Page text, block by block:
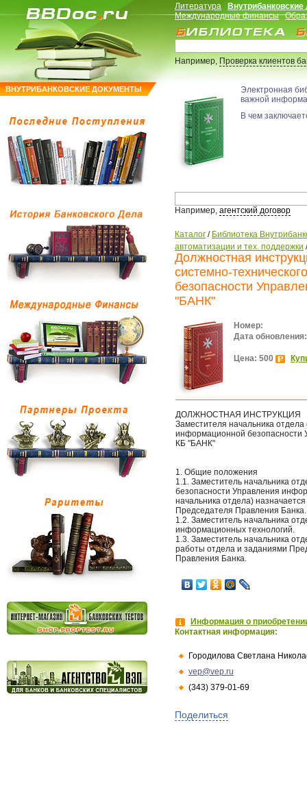
ВНУТРИБАНКОВСКИЕ ДОКУМЕНТЫ
Литература
Международные финансы
Например,Проверка клиентов
Электронная
важной
В чем
Например, агентский договор
Каталог / Библиотека
автоматизации и тех. поддержки
Должностная
системно-
безопасности
"БАНК"
Номер:
Дата обновления:
Цена: 500
ДОЛЖНОСТНАЯ ИНСТРУКЦИЯ
Заместителя начальника
информационной безопасности
КБ "БАНК"
1. Общие положения
1.1. Заместитель начальника
безопасности Управления
начальника отдела)
Председателя Правления Банка.
1.2. Заместитель начальника
информационных технологий.
1.3. Заместитель начальника
работы отдела и заданиями
Правления Банка.
Информация о
Контактная информация:
Городилова Светлана
vep@vep.ru
(343) 379-01-69
Поделиться